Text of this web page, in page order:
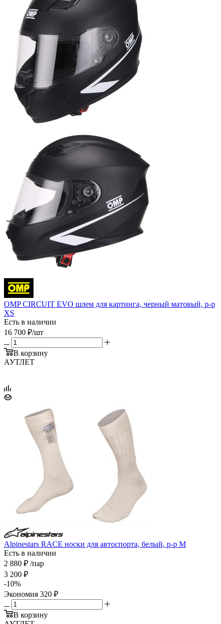
OMP CIRCUIT EVO шлем для картинга, черный матовый, р-р
XS
Есть в наличии
16 700 ₽/шт
В корзину
АУТЛЕТ
Alpinestars RACE носки для автоспорта, белый, р-р M
Есть в наличии
2 880 ₽ /пар
3 200 ₽
-10%
Экономия 320 ₽
В корзину